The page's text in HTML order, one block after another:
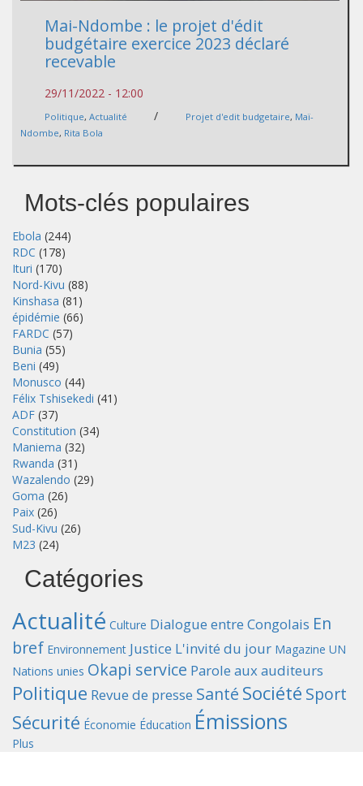
Mai-Ndombe : le projet d'édit
budgétaire exercice 2023 déclaré
recevable
29/11/2022 - 12:00
Politique, Actualité / Projet d'edit budgetaire, Maï-
Ndombe, Rita Bola
Mots-clés populaires
Ebola (244)
RDC (178)
Ituri (170)
Nord-Kivu (88)
Kinshasa (81)
épidémie (66)
FARDC (57)
Bunia (55)
Beni (49)
Monusco (44)
Félix Tshisekedi (41)
ADF (37)
Constitution (34)
Maniema (32)
Rwanda (31)
Wazalendo (29)
Goma (26)
Paix (26)
Sud-Kivu (26)
M23 (24)
Catégories
Actualité Culture Dialogue entre Congolais En
bref Environnement Justice L'invité du jour Magazine UN
Nations unies Okapi service Parole aux auditeurs
Politique Revue de presse Santé Société Sport
Sécurité Économie Éducation Émissions
Plus